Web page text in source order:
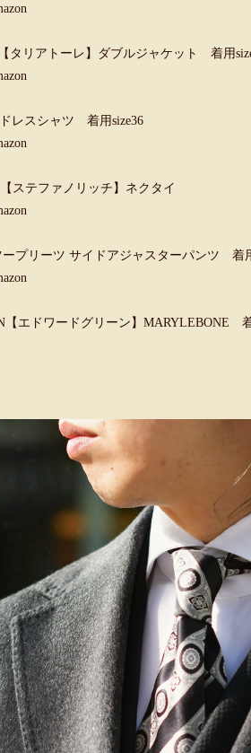
タリアトーレ】ダブルジャケット 着用
レスシャツ 着用size36
ステファノリッチ】ネクタイ
プリーツ サイドアジャスターパンツ 着
エドワードグリーン】MARYLEBONE